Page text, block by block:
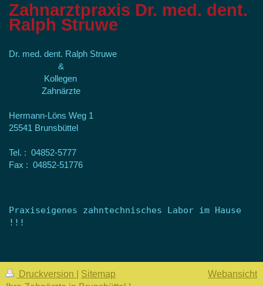
Zahnarztpraxis Dr. med. dent.
Ralph Struwe
Dr. med. dent. Ralph Struwe
&
Kollegen
Zahnärzte
Hermann-Löns Weg 1
25541 Brunsbüttel
Tel. : 04852-5777
Fax : 04852-51776
Praxiseigenes zahntechnisches Labor im Hause
Druckversion
Sitemap
Webansicht